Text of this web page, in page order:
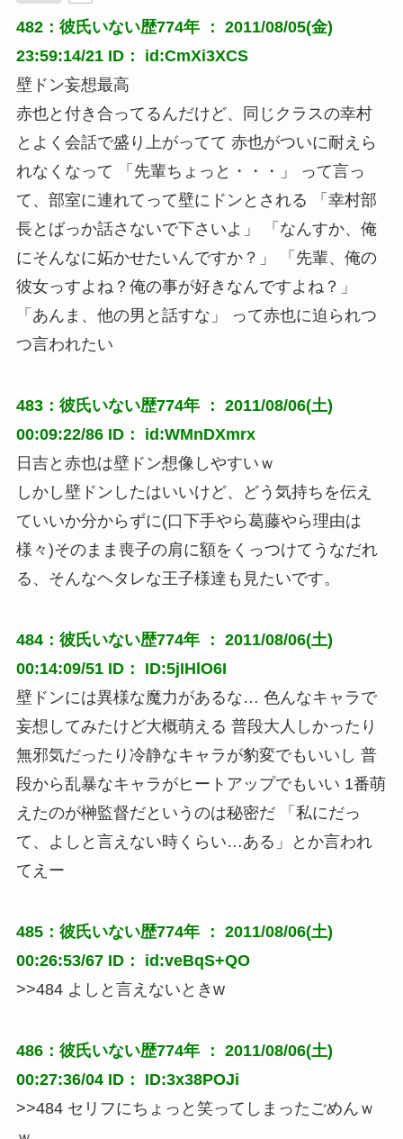
482：彼氏いない歴774年 ： 2011/08/05(金)
23:59:14/21 ID： id:CmXi3XCS
壁ドン妄想最高
赤也と付き合ってるんだけど、同じクラスの幸村
とよく会話で盛り上がってて 赤也がついに耐えら
れなくなって 「先輩ちょっと・・・」 って言っ
て、部室に連れてって壁にドンとされる 「幸村部
長とばっか話さないで下さいよ」 「なんすか、俺
にそんなに妬かせたいんですか？」 「先輩、俺の
彼女っすよね？俺の事が好きなんですよね？」
「あんま、他の男と話すな」 って赤也に迫られつ
つ言われたい
483：彼氏いない歴774年 ： 2011/08/06(土)
00:09:22/86 ID： id:WMnDXmrx
日吉と赤也は壁ドン想像しやすいｗ
しかし壁ドンしたはいいけど、どう気持ちを伝え
ていいか分からずに(口下手やら葛藤やら理由は
様々)そのまま喪子の肩に額をくっつけてうなだれ
る、そんなヘタレな王子様達も見たいです。
484：彼氏いない歴774年 ： 2011/08/06(土)
00:14:09/51 ID： ID:5jIHlO6I
壁ドンには異様な魔力があるな… 色んなキャラで
妄想してみたけど大概萌える 普段大人しかったり
無邪気だったり冷静なキャラが豹変でもいいし 普
段から乱暴なキャラがヒートアップでもいい 1番萌
えたのが榊監督だというのは秘密だ 「私にだっ
て、よしと言えない時くらい…ある」とか言われ
てえー
485：彼氏いない歴774年 ： 2011/08/06(土)
00:26:53/67 ID： id:veBqS+QO
>>484 よしと言えないときw
486：彼氏いない歴774年 ： 2011/08/06(土)
00:27:36/04 ID： ID:3x38POJi
>>484 セリフにちょっと笑ってしまったごめんｗ